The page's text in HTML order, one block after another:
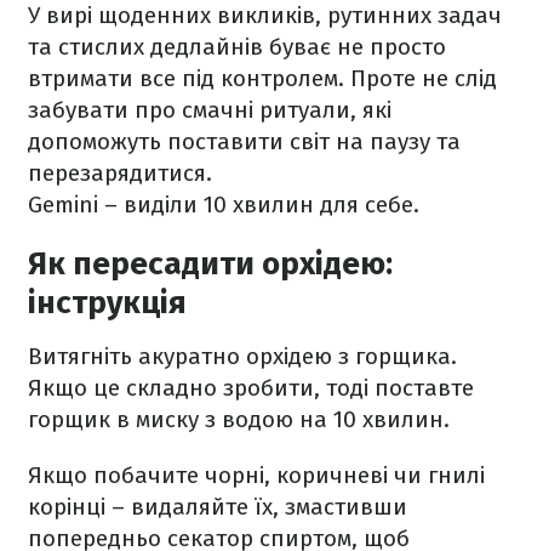
У вирі щоденних викликів, рутинних задач
та стислих дедлайнів буває не просто
втримати все під контролем. Проте не слід
забувати про смачні ритуали, які
допоможуть поставити світ на паузу та
перезарядитися.
Gemini – виділи 10 хвилин для себе.
Як пересадити орхідею:
інструкція
Витягніть акуратно орхідею з горщика.
Якщо це складно зробити, тоді поставте
горщик в миску з водою на 10 хвилин.
Якщо побачите чорні, коричневі чи гнилі
корінці – видаляйте їх, змастивши
попередньо секатор спиртом, щоб